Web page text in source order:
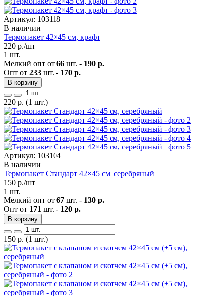
Артикул: 103118
В наличии
Термопакет 42×45 см, крафт
220 р./шт
1 шт.
Мелкий опт от 66 шт. - 190 р.
Опт от 233 шт. - 170 р.
В корзину
220 р. (1 шт.)
Артикул: 103104
В наличии
Термопакет Стандарт 42×45 см, серебряный
150 р./шт
1 шт.
Мелкий опт от 67 шт. - 130 р.
Опт от 171 шт. - 120 р.
В корзину
150 р. (1 шт.)